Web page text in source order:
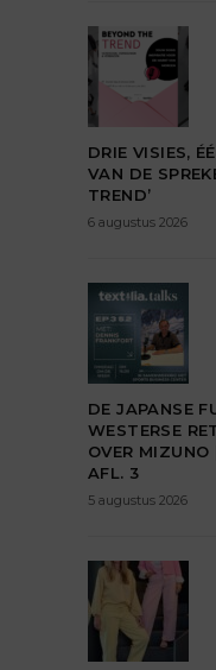
DRIE VISIES,
VAN DE
TREND’
6 augustus 2026
DE JAPANSE
WESTERSE
OVER
AFL. 3
5 augustus 2026